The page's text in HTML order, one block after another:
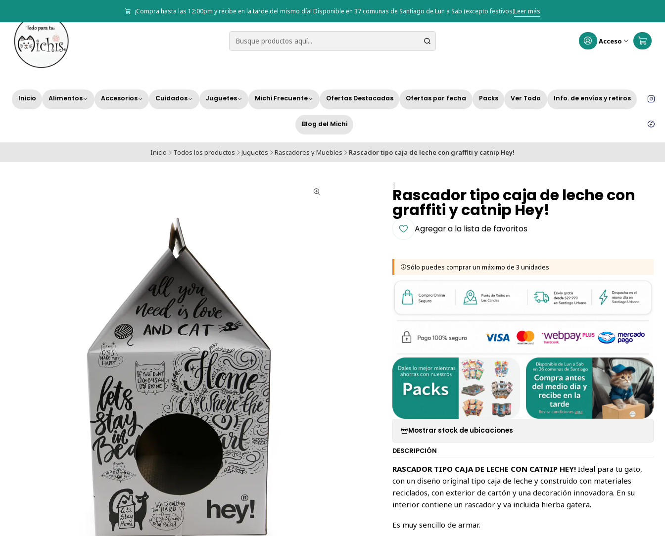
Acceso
Inicio Alimentos Accesorios Cuidados Juguetes Michi Frecuente Ofertas Destacadas Ofertas por fecha Packs Ver Todo Info. de envíos y retiros
Blog del Michi
¡Compra hasta las 12:00pm y recibe en la tarde del mismo día! Disponible en 37 comunas de Santiago de Lun a Sab (excepto festivos)Leer más
Inicio Todos los productos Juguetes Rascadores y Muebles Rascador tipo caja de leche con graffiti y catnip Hey!
|Rascador tipo caja de leche con
graffiti y catnip Hey!
Agregar a la lista de favoritos
Sólo puedes comprar un máximo de 3 unidades
Mostrar stock de ubicaciones
DESCRIPCIÓN
RASCADOR TIPO CAJA DE LECHE CON CATNIP HEY! Ideal para tu gato,
con un diseño original tipo caja de leche y construido con materiales
reciclados, con exterior de cartón y una decoración innovadora. En su
interior contiene un rascador y va incluida hierba gatera.
Es muy sencillo de armar.